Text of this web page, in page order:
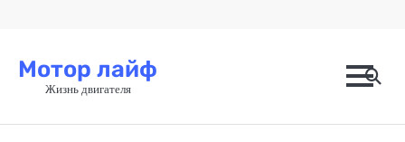
Мотор лайф
Жизнь двигателя